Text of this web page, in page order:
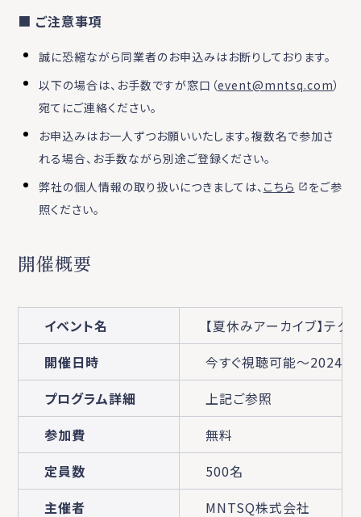
■ ご注意事項
誠に恐縮ながら同業者のお申込みはお断りしております。
以下の場合は、お手数ですが窓口（event@mntsq.com）
宛てにご連絡ください。
お申込みはお一人ずつお願いいたします。複数名で参加さ
れる場合、お手数ながら別途ご登録ください。
弊社の個人情報の取り扱いにつきましては、 こちら
をご参
照ください。
開催概要
イベント名
【夏休みアーカイブ】テ
開催日時
今すぐ視聴可能～2024/
プログラム詳細
上記ご参照
参加費
無料
定員数
500名
主催者
MNTSQ株式会社